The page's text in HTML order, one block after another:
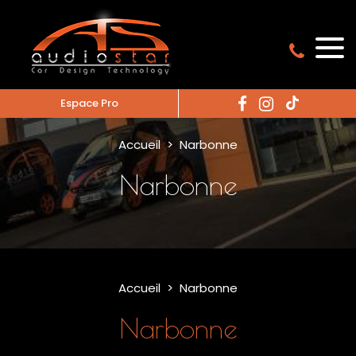
Espace Pro
Accueil Narbonne
Narbonne
Accueil Narbonne
Narbonne